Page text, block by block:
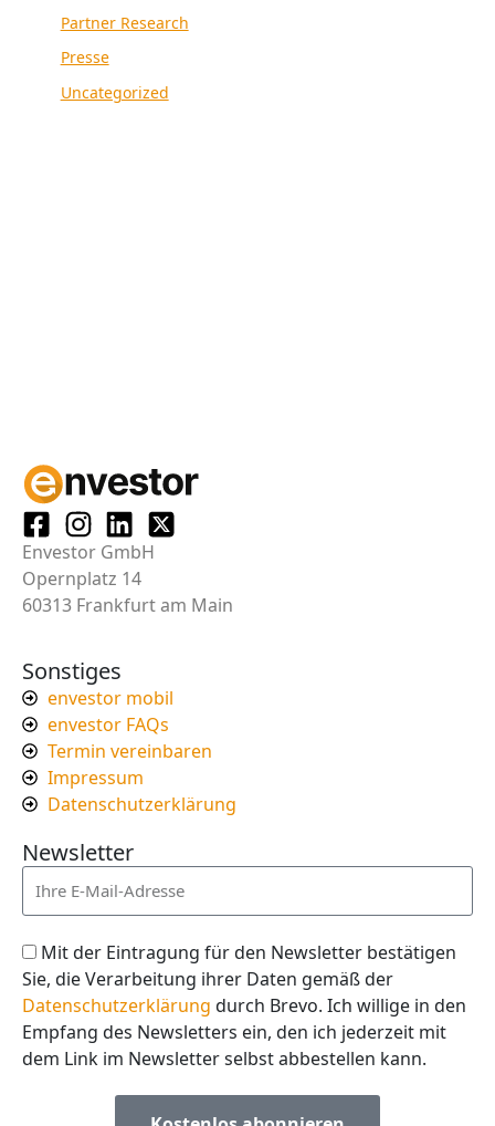
Partner Research
Presse
Uncategorized
Envestor GmbH
Opernplatz 14
60313 Frankfurt am Main
Sonstiges
envestor mobil
envestor FAQs
Termin vereinbaren
Impressum
Datenschutzerklärung
Newsletter
Mit der Eintragung für den Newsletter bestätigen
Sie, die Verarbeitung ihrer Daten gemäß der
Datenschutzerklärung durch Brevo. Ich willige in den
Empfang des Newsletters ein, den ich jederzeit mit
dem Link im Newsletter selbst abbestellen kann.